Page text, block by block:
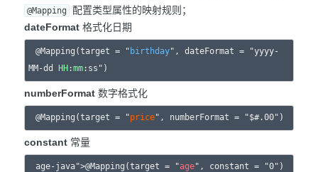
@Mapping
配置类型属性的映射规则；
dateFormat 格式化日期
@Mapping(target = " birthday", dateFormat = "yyyy-
MM-dd HH:mm
numberFormat 数字格式化
@Mapping(target = "price
constant 常量
age-java">@Mapping(target = "age